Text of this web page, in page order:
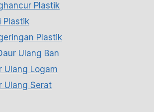
Plastik
Plastik
Plastik
Ulang Ban
Ulang Logam
Ulang Serat